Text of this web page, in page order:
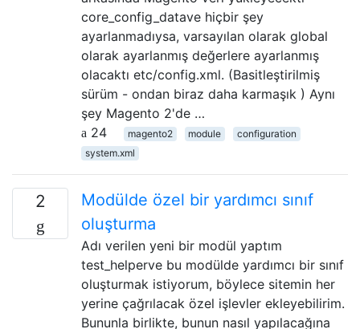
core_config_datave hiçbir şey
ayarlanmadıysa, varsayılan olarak global
olarak ayarlanmış değerlere ayarlanmış
olacaktı etc/config.xml. (Basitleştirilmiş
sürüm - ondan biraz daha karmaşık ) Aynı
şey Magento 2'de …
24
magento2 module
configuration
system.xml
2
Modülde özel bir yardımcı sınıf
oluşturma
Adı verilen yeni bir modül yaptım
test_helperve bu modülde yardımcı bir sınıf
oluşturmak istiyorum, böylece sitemin her
yerine çağrılacak özel işlevler ekleyebilirim.
Bununla birlikte, bunun nasıl yapılacağına